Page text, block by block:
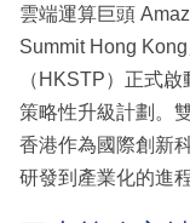
雲端運算巨頭
Summit Hong
（HKSTP）正式
策略性升級計劃。
香港作為國際創新
研發到產業化的進程